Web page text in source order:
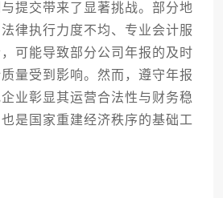
提交带来了显著挑战。部分地
律执行力度不均、专业会计服
可能导致部分公司年报的及时
量受到影响。然而，遵守年报
业彰显其运营合法性与财务稳
是国家重建经济秩序的基础工